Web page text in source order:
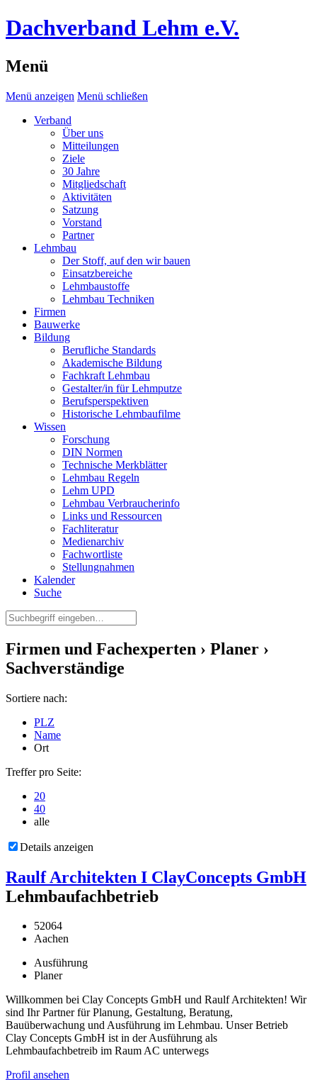
Dachverband Lehm e.V.
Menü
Menü anzeigen Menü schließen
Verband
Über uns
Mitteilungen
Ziele
30 Jahre
Mitgliedschaft
Aktivitäten
Satzung
Vorstand
Partner
Lehmbau
Der Stoff, auf den wir bauen
Einsatzbereiche
Lehmbaustoffe
Lehmbau Techniken
Firmen
Bauwerke
Bildung
Berufliche Standards
Akademische Bildung
Fachkraft Lehmbau
Gestalter/in für Lehmputze
Berufsperspektiven
Historische Lehmbaufilme
Wissen
Forschung
DIN Normen
Technische Merkblätter
Lehmbau Regeln
Lehm UPD
Lehmbau Verbraucherinfo
Links und Ressourcen
Fachliteratur
Medienarchiv
Fachwortliste
Stellungnahmen
Kalender
Suche
Firmen und Fachexperten › Planer ›
Sachverständige
Sortiere nach:
PLZ
Name
Ort
Treffer pro Seite:
20
40
alle
Details anzeigen
Raulf Architekten I ClayConcepts GmbH
Lehmbaufachbetrieb
52064
Aachen
Ausführung
Planer
Willkommen bei Clay Concepts GmbH und Raulf Architekten! Wir
sind Ihr Partner für Planung, Gestaltung, Beratung,
Bauüberwachung und Ausführung im Lehmbau. Unser Betrieb
Clay Concepts GmbH ist in der Ausführung als
Lehmbaufachbetreib im Raum AC unterwegs
Profil ansehen